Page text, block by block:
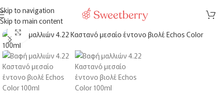
Skip to navigation
Skip to main content
MENU
Click to enlarge